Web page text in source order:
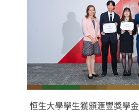
恒生大學學生獲頒滙豐獎學金